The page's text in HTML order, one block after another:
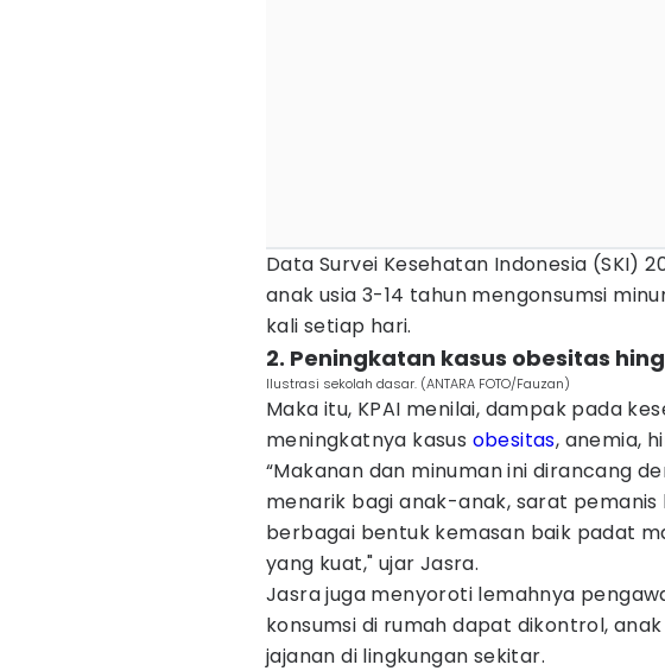
Data Survei Kesehatan Indonesia (SKI)
anak usia 3-14 tahun mengonsumsi
kali setiap hari.
2. Peningkatan kasus obesitas
Ilustrasi sekolah dasar. (ANTARA FOTO/Fauzan)
Maka itu, KPAI menilai, dampak pada
meningkatnya kasus obesitas, anemia,
“Makanan dan minuman ini dirancang
menarik bagi anak-anak, sarat
berbagai bentuk kemasan baik padat
yang kuat," ujar Jasra.
Jasra juga menyoroti lemahnya
konsumsi di rumah dapat dikontrol,
jajanan di lingkungan sekitar.